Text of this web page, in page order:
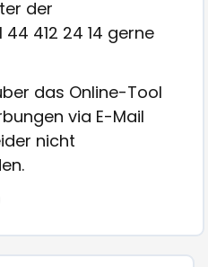
der
412 24 14 gerne
das Online-Tool
via E-Mail
nicht